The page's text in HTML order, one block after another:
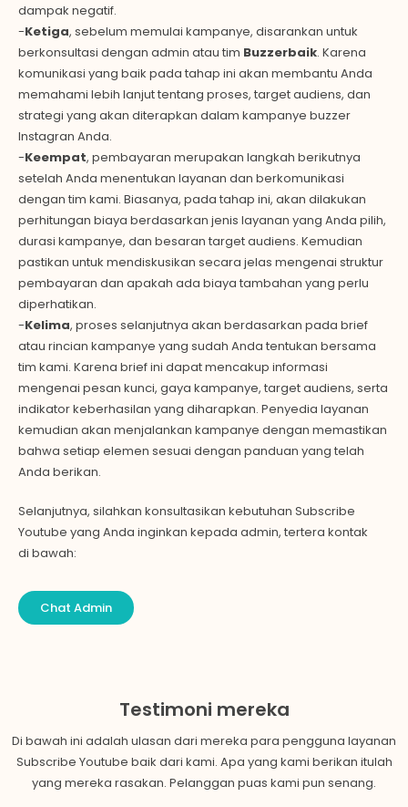
dampak negatif.
-Ketiga, sebelum memulai kampanye, disarankan untuk
berkonsultasi dengan admin atau tim Buzzerbaik. Karena
komunikasi yang baik pada tahap ini akan membantu Anda
memahami lebih lanjut tentang proses, target audiens, dan
strategi yang akan diterapkan dalam kampanye buzzer
Instagran Anda.
-Keempat, pembayaran merupakan langkah berikutnya
setelah Anda menentukan layanan dan berkomunikasi
dengan tim kami. Biasanya, pada tahap ini, akan dilakukan
perhitungan biaya berdasarkan jenis layanan yang Anda pilih,
durasi kampanye, dan besaran target audiens. Kemudian
pastikan untuk mendiskusikan secara jelas mengenai struktur
pembayaran dan apakah ada biaya tambahan yang perlu
diperhatikan.
-Kelima, proses selanjutnya akan berdasarkan pada brief
atau rincian kampanye yang sudah Anda tentukan bersama
tim kami. Karena brief ini dapat mencakup informasi
mengenai pesan kunci, gaya kampanye, target audiens, serta
indikator keberhasilan yang diharapkan. Penyedia layanan
kemudian akan menjalankan kampanye dengan memastikan
bahwa setiap elemen sesuai dengan panduan yang telah
Anda berikan.
Selanjutnya, silahkan konsultasikan kebutuhan Subscribe
Youtube yang Anda inginkan kepada admin, tertera kontak
di bawah:
Chat Admin
Testimoni mereka
Di bawah ini adalah ulasan dari mereka para pengguna layanan
Subscribe Youtube baik dari kami. Apa yang kami berikan itulah
yang mereka rasakan. Pelanggan puas kami pun senang.